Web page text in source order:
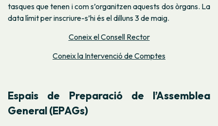
tasques que tenen i com s’organitzen aquests dos òrgans. La
data límit per inscriure-s’hi és el dilluns 3 de maig.
Coneix el Consell Rector
Coneix la Intervenció de Comptes
Espais de Preparació de l’Assemblea
General (EPAGs)